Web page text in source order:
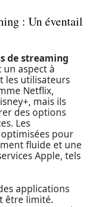
: Un éventail
de streaming
aspect à
les utilisateurs
Netflix,
mais ils
des options
Les
pour
fluide et une
Apple, tels
applications
être limité.